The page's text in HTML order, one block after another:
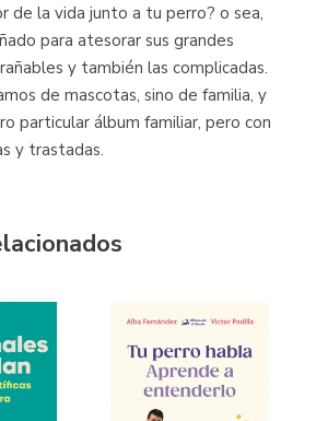
de la vida junto a tu perro? o sea,
para atesorar sus grandes
y también las complicadas.
de mascotas, sino de familia, y
particular álbum familiar, pero con
y trastadas.